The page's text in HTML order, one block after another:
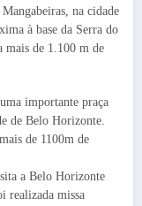
na cidade
à base da Serra do
mais de 1.100 m de
importante praça
de Belo Horizonte.
de 1100m de
a Belo Horizonte
realizada missa